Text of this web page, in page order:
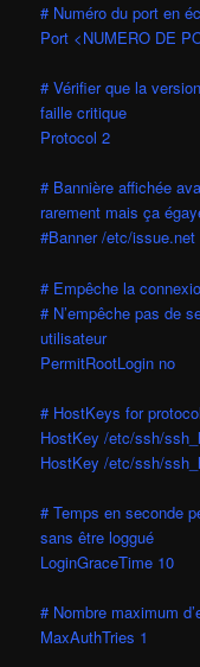
# Numéro du port en
Port <NUMERO DE
# Vérifier que la
faille critique
Protocol 2
# Bannière affichée
rarement mais ça
#Banner /etc/issue.net
# Empêche la
# N’empêche pas de
utilisateur
PermitRootLogin no
# HostKeys for
HostKey /etc/ssh/
HostKey /etc/ssh/
# Temps en seconde
sans être loggué
LoginGraceTime 10
# Nombre maximum
MaxAuthTries 1